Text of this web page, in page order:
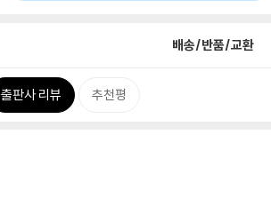
배송/반품/교환
출판사 리뷰 추천평